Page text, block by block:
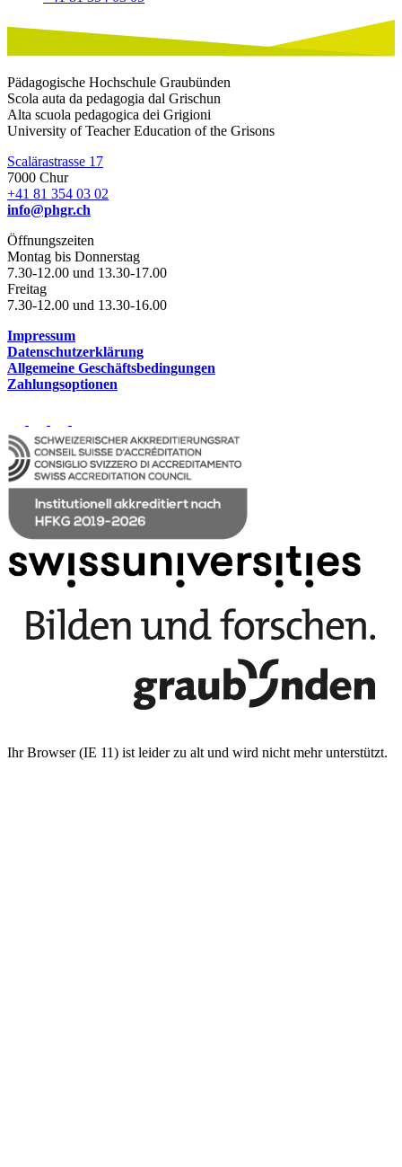
Pädagogische Hochschule Graubünden
Scola auta da pedagogia dal Grischun
Alta scuola pedagogica dei Grigioni
University of Teacher Education of the Grisons
Scalärastrasse 17
7000 Chur
+41 81 354 03 02
info@phgr.ch
Öffnungszeiten
Montag bis Donnerstag
7.30-12.00 und 13.30-17.00
Freitag
7.30-12.00 und 13.30-16.00
Impressum
Datenschutzerklärung
Allgemeine Geschäftsbedingungen
Zahlungsoptionen
Ihr Browser (IE 11) ist leider zu alt und wird nicht mehr unterstützt.